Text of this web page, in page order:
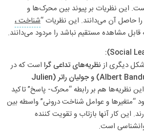
این نظریات بر پیوند بین محرک‌ها و
را حاصل آن می‌دانند. این نظریات “شناخت ،
قابل مشاهده مستقیم نباشد را مردود می‌دانند.
شکل دیگری از نظریه‌های تداعی گرا است که در
البرت بندورا (Albert Bandura) و جولیان راتر (Julien
نظریه‌ها هم بر رابطه “محرک- پاسخ” تاکید
“متغیرها و عوامل شناخت درونی” واسطه بین
این کار آنها بازتاب و تقویت کننده
است.